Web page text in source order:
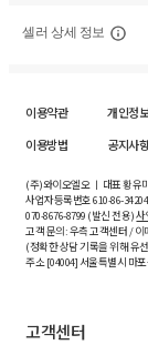
셀러 상세 정보
이용약관 개인정
이용방법
공지사
(주)와이오엘오 ㅣ 대표 황유
사업자등록번호610-86-34204
070-8676-8799 (발신 전용)사
고객 문의: 우측 고객센터 /
(정확한 상담 기록을 위해 유
주소 [04004] 서울특별시 마
고객센터